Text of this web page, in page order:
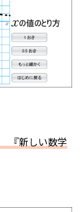
『新しい数学